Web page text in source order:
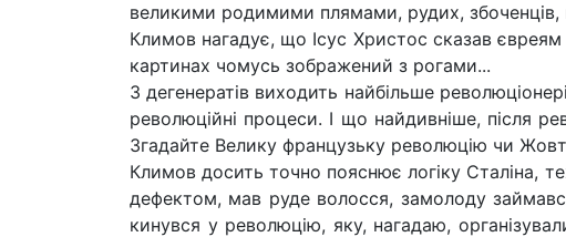
великими родимими плямами, рудих, збоченців,
Климов нагадує, що Ісус Христос сказав
картинах чомусь зображений з рогами...
З дегенератів виходить найбільше
революційні процеси. І що найдивніше, після
Згадайте Велику французьку революцію чи
Климов досить точно пояснює логіку Сталіна,
дефектом, мав руде волосся, замолоду
кинувся у революцію, яку, нагадаю,